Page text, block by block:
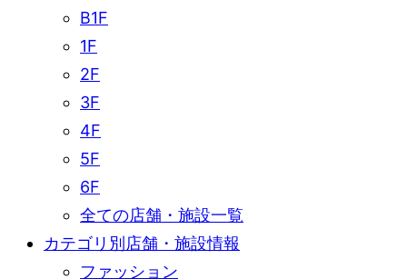
B1F
1F
2F
3F
4F
5F
6F
全ての店舗・施設一覧
カテゴリ別店舗・施設情報
ファッション